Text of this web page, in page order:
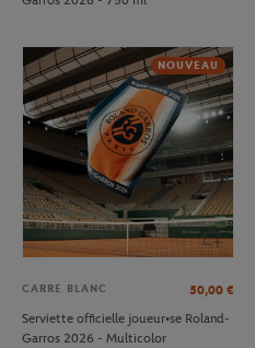
NOUVEAU
CARRE BLANC 50,00 €
Serviette officielle joueur•se Roland-
Garros 2026 - Multicolor